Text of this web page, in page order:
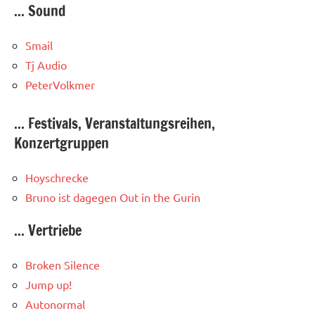
... Sound
Smail
Tj Audio
PeterVolkmer
... Festivals, Veranstaltungsreihen,
Konzertgruppen
Hoyschrecke
Bruno ist dagegen Out in the Gurin
... Vertriebe
Broken Silence
Jump up!
Autonormal